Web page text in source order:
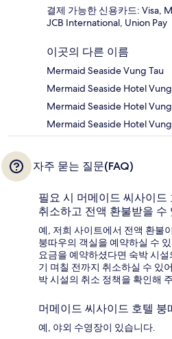
결제 가능한 신용카드: Visa,
JCB International, Union Pay
이곳의 다른 이름
Mermaid Seaside Vung Tau
Mermaid Seaside Hotel
Mermaid Seaside Hotel
Mermaid Seaside Hotel
자주 묻는 질문(FAQ)
필요 시 머메이드 씨사이
취소하고 전액 환불받을 수
예, 저희 사이트에서 전액 환불
붕따우의 객실을 예약하실 수
요금을 예약하셨다면 숙박 시
기 며칠 전까지 취소하실 수 있
박 시설의 취소 정책을 확인해
머메이드 씨사이드 호텔
예, 야외 수영장이 있습니다.